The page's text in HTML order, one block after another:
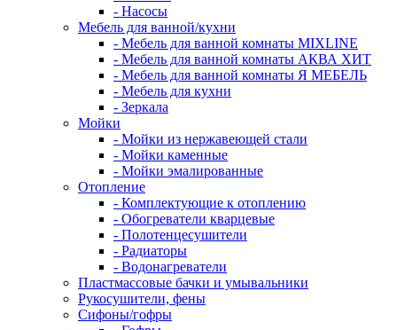
- Насосы
Мебель для ванной/кухни
- Мебель для ванной комнаты MIXLINE
- Мебель для ванной комнаты АКВА ХИТ
- Мебель для ванной комнаты Я МЕБЕЛЬ
- Мебель для кухни
- Зеркала
Мойки
- Мойки из нержавеющей стали
- Мойки каменные
- Мойки эмалированные
Отопление
- Комплектующие к отоплению
- Обогреватели кварцевые
- Полотенцесушители
- Радиаторы
- Водонагреватели
Пластмассовые бачки и умывальники
Рукосушители, фены
Сифоны/гофры